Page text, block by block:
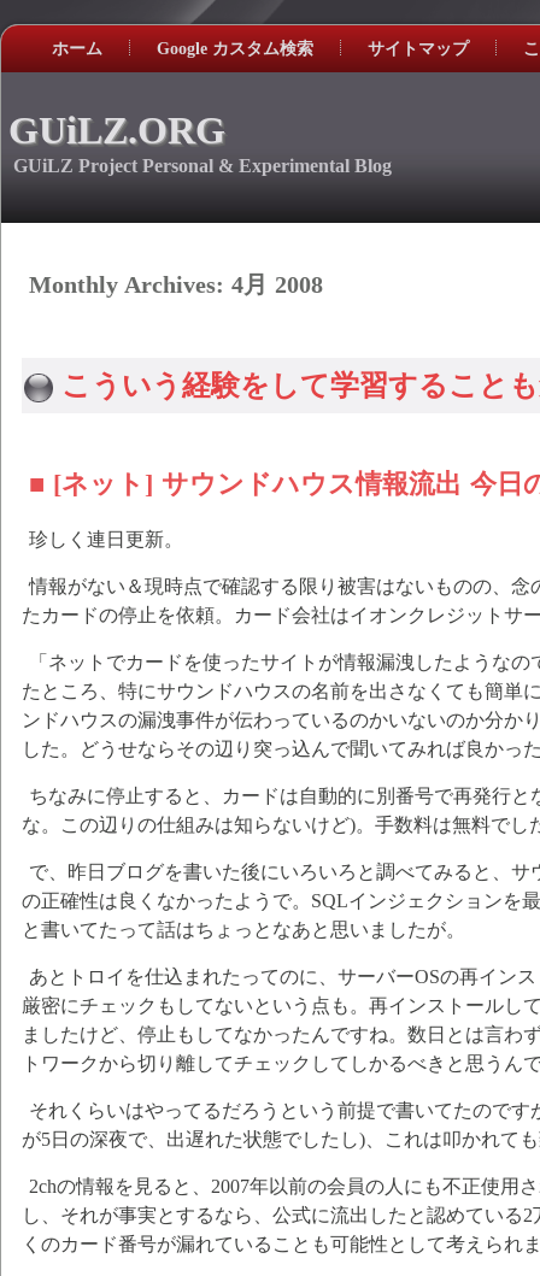
ホーム Google カスタム検索 サイトマップ
GUiLZ.ORG
GUiLZ Project Personal & Experimental Blog
Monthly Archives: 4月 2008
こういう経験をして学習すること
■ [ネット] サウンドハウス情報流出 今日
珍しく連日更新。
情報がない＆現時点で確認する限り被害はないものの、念
たカードの停止を依頼。カード会社はイオンクレジットサ
「ネットでカードを使ったサイトが情報漏洩したような
たところ、特にサウンドハウスの名前を出さなくても簡単
ンドハウスの漏洩事件が伝わっているのかいないのか分か
した。どうせならその辺り突っ込んで聞いてみれば良かっ
ちなみに停止すると、カードは自動的に別番号で再発行
な。この辺りの仕組みは知らないけど)。手数料は無料でし
で、昨日ブログを書いた後にいろいろと調べてみると、
の正確性は良くなかったようで。SQLインジェクションを
と書いてたって話はちょっとなあと思いましたが。
あとトロイを仕込まれたってのに、サーバーOSの再イン
厳密にチェックもしてないという点も。再インストールし
ましたけど、停止もしてなかったんですね。数日とは言わ
トワークから切り離してチェックしてしかるべきと思うん
それくらいはやってるだろうという前提で書いてたので
が5日の深夜で、出遅れた状態でしたし)、これは叩かれて
2chの情報を見ると、2007年以前の会員の人にも不正使用
し、それが事実とするなら、公式に流出したと認めている
くのカード番号が漏れていることも可能性として考えられ